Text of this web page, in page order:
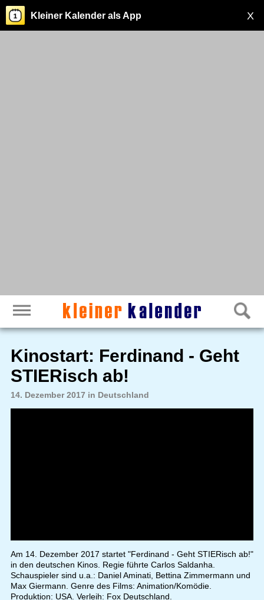
X
Kleiner Kalender als App
Kinostart: Ferdinand - Geht
STIERisch ab!
14. Dezember 2017 in Deutschland
Am 14. Dezember 2017 startet "Ferdinand - Geht STIERisch ab!"
in den deutschen Kinos. Regie führte Carlos Saldanha.
Schauspieler sind u.a.: Daniel Aminati, Bettina Zimmermann und
Max Giermann. Genre des Films: Animation/Komödie.
Produktion: USA. Verleih: Fox Deutschland.